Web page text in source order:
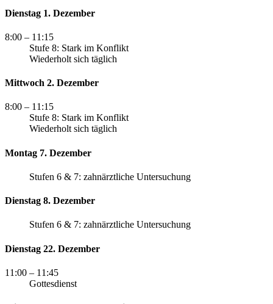
Dienstag 1. Dezember
8:00 – 11:15
Stufe 8: Stark im Konflikt
Wiederholt sich täglich
Mittwoch 2. Dezember
8:00 – 11:15
Stufe 8: Stark im Konflikt
Wiederholt sich täglich
Montag 7. Dezember
Stufen 6 & 7: zahnärztliche Untersuchung
Dienstag 8. Dezember
Stufen 6 & 7: zahnärztliche Untersuchung
Dienstag 22. Dezember
11:00 – 11:45
Gottesdienst